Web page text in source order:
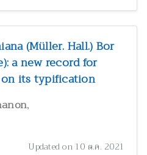
(Müller. Hall.) Bor
a new record for
on its typification
,
Updated on 10 ต.ค. 2021